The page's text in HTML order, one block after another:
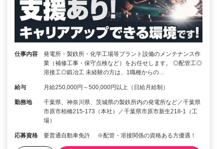
仕事内容
発電所・製鉄所・化学工場等プラント設備のメンテナンス作
業（補修工事・保守点検など）をお任せします。 ◎配管工◎
溶接工◎鍛冶工 未経験の方は、1職種からの…
給与 月給250,000円～500,000円以上（日給月給制）
勤務地
千葉県、神奈川県、茨城県の製鉄所内の発電所など／千葉県
市原市栢橋215-173（本社）／千葉県市原市新生218-1（工
場）
応募資格 要普通自動車免許 ※配管・溶接関係の資格ある方優遇！